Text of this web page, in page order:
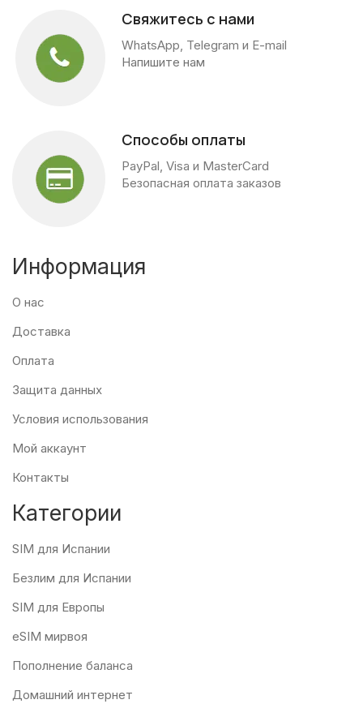
Свяжитесь с нами
WhatsApp, Telegram и E-mail
Напишите нам
Способы оплаты
PayPal, Visa и MasterCard
Безопасная оплата заказов
Информация
О нас
Доставка
Оплата
Защита данных
Условия использования
Мой аккаунт
Контакты
Категории
SIM для Испании
Безлим для Испании
SIM для Европы
eSIM мирвоя
Пополнение баланса
Домашний интернет